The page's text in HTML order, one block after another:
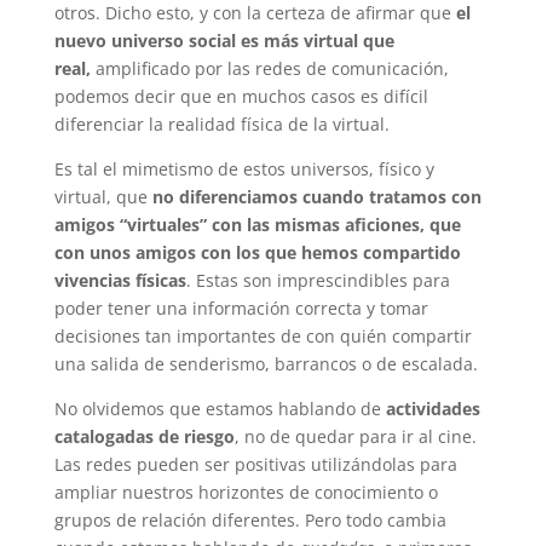
otros. Dicho esto, y con la certeza de afirmar que el
nuevo universo social es más virtual que
real, amplificado por las redes de comunicación,
podemos decir que en muchos casos es difícil
diferenciar la realidad física de la virtual.
Es tal el mimetismo de estos universos, físico y
virtual, que no diferenciamos cuando tratamos con
amigos “virtuales” con las mismas aficiones, que
con unos amigos con los que hemos compartido
vivencias físicas. Estas son imprescindibles para
poder tener una información correcta y tomar
decisiones tan importantes de con quién compartir
una salida de senderismo, barrancos o de escalada.
No olvidemos que estamos hablando de actividades
catalogadas de riesgo, no de quedar para ir al cine.
Las redes pueden ser positivas utilizándolas para
ampliar nuestros horizontes de conocimiento o
grupos de relación diferentes. Pero todo cambia